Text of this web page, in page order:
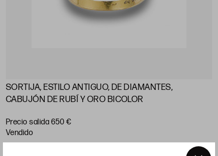
SORTIJA, ESTILO ANTIGUO, DE DIAMANTES,
CABUJÓN DE RUBÍ Y ORO BICOLOR
Precio salida 650 €
vendido